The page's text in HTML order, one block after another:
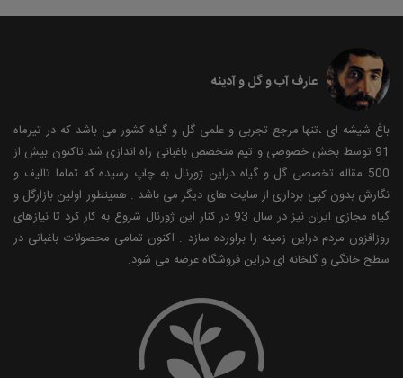
عارف آب و گل و آدینه
باغ شیشه ای ،تنها مرجع تجربی و علمی گل و گیاه کشور می باشد که در تیرماه
91 توسط بخش خصوصی و تیم متخصص باغبانی راه اندازی شد.تاکنون بیش از
500 مقاله تخصصی گل و گیاه دراین ژورنال به چاپ رسیده که تماما تالیف و
نگارش بدون کپی برداری از سایت های دیگر می باشد . همینطور اولین بازارگل و
گیاه مجازی ایران نیز در سال 93 در کنار این ژورنال شروع به کار کرد تا نیازهای
روزافزون مردم دراین زمینه را براورده سازد . اکنون تمامی محصولات باغبانی در
سطح خانگی و گلخانه ای دراین فروشگاه عرضه می شود.